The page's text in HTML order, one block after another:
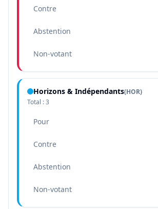
Contre
Abstention
Non-votant
Horizons & Indépendants(HOR)
Total :3
Pour
Contre
Abstention
Non-votant